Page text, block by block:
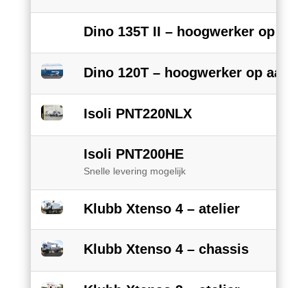
Dino 135T II – hoogwerker op
Dino 120T – hoogwerker op
Isoli PNT220NLX
Isoli PNT200HE
Snelle levering mogelijk
Klubb Xtenso 4 – atelier
Klubb Xtenso 4 – chassis